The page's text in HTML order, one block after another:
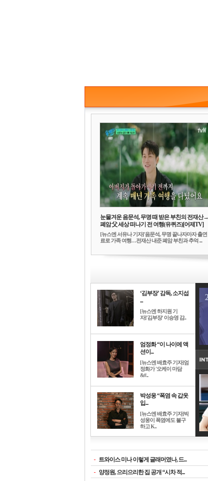
눈물겨운 음문석, 무명 때 받은 부친의 전재산→
폐암 父 세상 떠나기 전 여행(유퀴즈)[어제TV]
[뉴스엔 서유나 기자]'음문석, 무명 끝나자마자 출연
료로 가족 여행…전재산 내준 폐암 부친과 추억 ...
‘김부장’ 감독, 소지섭
...
[뉴스엔 하지원 기
자]'김부장' 이승영 감..
엄정화 “이 나이에 액
션이...
[뉴스엔 배효주 기자]엄
정화가 '오케이 마담
&#..
박성웅 “폭염 속 갑옷
입...
[뉴스엔 배효주 기자]박
성웅이 폭염에도 불구
하고 K..
- 트와이스 미나 이렇게 글래머였나, 드...
- 양정원, 으리으리한 집 공개 “시차 적...